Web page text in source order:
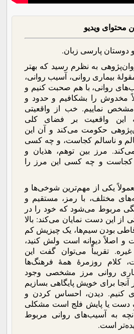
محتوای ویدیو
دوستان پارسی زبان.
به نظرم رسید که بهتر
بیماری روانی، آسیب روانی،
روانی، با هم صحبت کنیم و
مخدوش را بشکافیم و حدود و
مشخص نماییم. خب از واقعیتی
این واقعیت بر فضای کلی
حکومت می‌کند و آن این
و ناسالم کجاست، و چه کسی
مرز بین توهم، هذیان و
کجاست و چه کسی این مرز را
یکی از مهم‌ترین شوخی‌ها و
مختلف، با رمز، مستقیم و
مربوط می‌شود که خود را در
از این دست نمایان می‌کند: بالا
قاطی بودن سیم‌ها، یک چیزیش کم
اصلاً دیوانه است ولش کنید،
تقریباً می‌توان گفت این
کلام روزمرۀ همۀ فرهنگ‌ها
روانی مرز مشخصی وجود
آنجا برای خویش پایگاهی بسازیم
کنیم. دیدن، احساس کردن و
دست یا پایش فلج است مشکلی
به آسیب‌های روانی مربوط
است.